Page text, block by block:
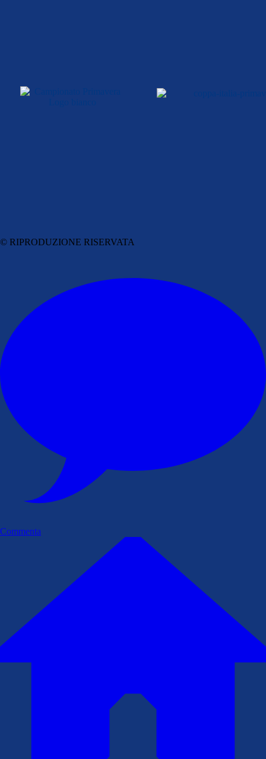
© RIPRODUZIONE RISERVATA
Commenta